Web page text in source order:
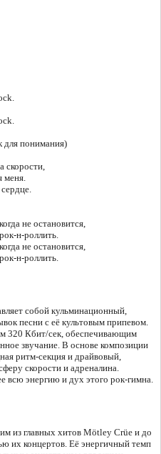
для понимания)
скорости,
меня.
не остановится,
н-роллить.
не остановится,
н-роллить.
собой кульминационный,
песни с её культовым припевом.
320 Кбит/сек, обеспечивающим
звучание. В основе композиции
ритм-секция и драйвовый,
скорости и адреналина.
всю энергию и дух этого рок-гимна.
из главных хитов Mötley Crüe и до
их концертов. Её энергичный темп